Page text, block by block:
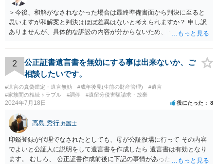
＞今後、和解がなされなかった場合は最終準備書面から判決に至ると
思いますが和解案と判決はほぼ差異はないと考えられますか？ 申し訳
ありませんが、具体的な訴訟の内容が分からないため、 何とも回答が
わかっている代理人弁護士に聞くか、 訴訟資料を持って面談相談に行
ってみましょう。 その上で、一般論として回答するなら、和解案と判
決は（ケースによって程度の差はあっても）食い違うことが多いで
す。 金額は適当ですが、例えば判決で１００万円支払え、という結論
になりそうな場合、 そのまま１００万円を和解案として提示しても、
判決と変わらないなら払う側としてはあまり和解に応じようという気
のまま判決で１００万円支払いとなるより、７０万円でまとめた方が
マシ」ということで、 合意の可能性が出てきます。 応じるかどうか
は、判決になったらどうなりそうか、という点についての検討が不可
欠ですので、 初めに述べた通り、代理人と相談するか、資料を持って
面談相談に行ってみることをお勧めします。
2
公正証書遺言書を無効にする事は出来ないか、ご
相談したいです。
#遺言の真偽鑑定・遺言無効 #成年後見(生前の財産管理)
#遺言
#家族間の相続トラブル
#調停 #遺留分侵害額請求・放棄
2024年7月18日 役にたった 8
高島 秀行 弁護士
印鑑登録が代理でなされたとしても、母が公証役場に行って その内容
でよいと公証人に説明をして遺言書を作成したら 遺言書は有効となり
ます。 むしろ、 公正証書作成前後に下記の事情があったことが証明で